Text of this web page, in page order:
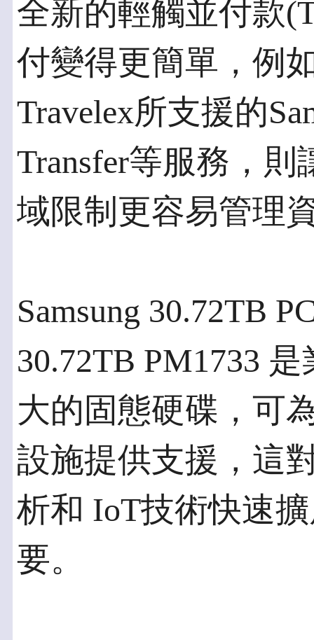
全新的輕觸並付款
付變得更簡單，例
Travelex所支援的
Transfer等服務，
域限制更容易管理
Samsung 30.72TB
30.72TB PM1733
大的固態硬碟，可
設施提供支援，這
析和 IoT技術快速
要。